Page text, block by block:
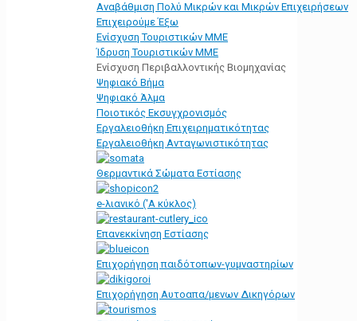
Αναβάθμιση Πολύ Μικρών και Μικρών Επιχειρήσεων
Επιχειρούμε Έξω
Ενίσχυση Τουριστικών ΜΜΕ
Ίδρυση Τουριστικών ΜΜΕ
Ενίσχυση Περιβαλλοντικής Βιομηχανίας
Ψηφιακό Βήμα
Ψηφιακό Άλμα
Ποιοτικός Εκσυγχρονισμός
Εργαλειοθήκη Eπιχειρηματικότητας
Εργαλειοθήκη Ανταγωνιστικότητας
Θερμαντικά Σώματα Εστίασης
e-λιανικό ('Α κύκλος)
Επανεκκίνηση Εστίασης
Επιχορήγηση παιδότοπων-γυμναστηρίων
Επιχορήγηση Αυτοαπα/μενων Δικηγόρων